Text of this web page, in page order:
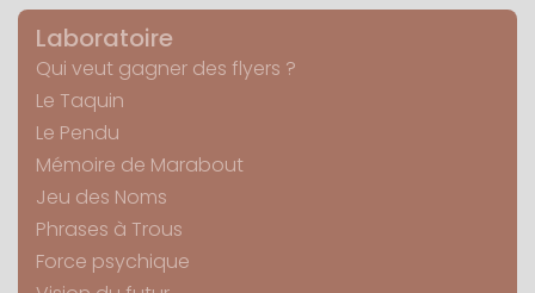
Laboratoire
Qui veut gagner des flyers ?
Le Taquin
Le Pendu
Mémoire de Marabout
Jeu des Noms
Phrases à Trous
Force psychique